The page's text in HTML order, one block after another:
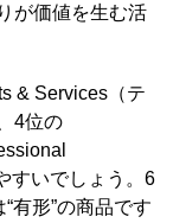
が価値を生む活
& Services（テ
4位の
すいでしょう。6
有形”の商品です